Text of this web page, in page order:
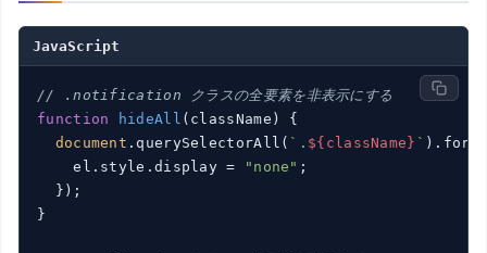
JavaScript
// .notification クラスの全要素を非表示にする
function
hideAll ( className ) {
document .querySelectorAll( `. ${className} `
    el.style.display =
"none" ;
  });
}